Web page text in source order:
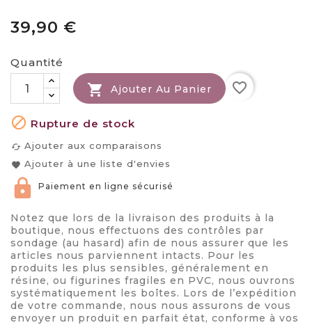
39,90 €
Quantité
 Ajouter Au Panier favorite_border
 Rupture de stock
cached Ajouter aux comparaisons
favorite Ajouter à une liste d'envies
Paiement en ligne sécurisé
Notez que lors de la livraison des produits à la
boutique, nous effectuons des contrôles par
sondage (au hasard) afin de nous assurer que les
articles nous parviennent intacts. Pour les
produits les plus sensibles, généralement en
résine, ou figurines fragiles en PVC, nous ouvrons
systématiquement les boîtes. Lors de l’expédition
de votre commande, nous nous assurons de vous
envoyer un produit en parfait état, conforme à vos